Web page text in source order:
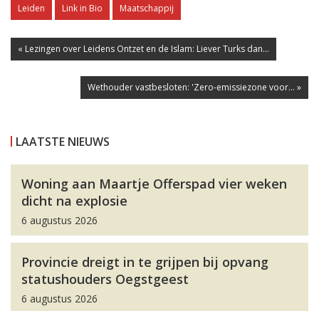
Leiden Link in Bio Maatschappij
« Lezingen over Leidens Ontzet en de Islam: Liever Turks dan...
Wethouder vastbesloten: 'Zero-emissiezone voor... »
LAATSTE NIEUWS
Woning aan Maartje Offerspad vier weken
dicht na explosie
6 augustus 2026
Provincie dreigt in te grijpen bij opvang
statushouders Oegstgeest
6 augustus 2026